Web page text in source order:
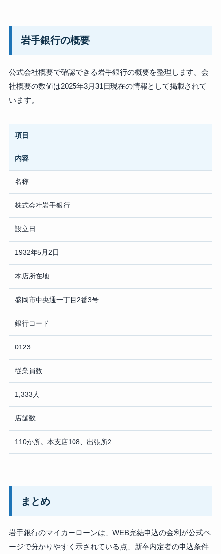
岩手銀行の概要
公式会社概要で確認できる岩手銀行の概要を整理します。会
社概要の数値は2025年3月31日現在の情報として掲載されて
います。
項目
内容
名称
株式会社岩手銀行
設立日
1932年5月2日
本店所在地
盛岡市中央通一丁目2番3号
銀行コード
0123
従業員数
1,333人
店舗数
110か所。本支店108、出張所2
まとめ
岩手銀行のマイカーローンは、WEB完結申込の金利が公式ペ
ージで分かりやすく示されている点、新卒内定者の申込条件